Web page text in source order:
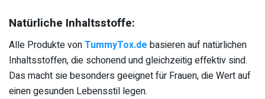
Natürliche Inhaltsstoffe:
Alle Produkte vonTummyTox.de basieren auf natürlichen
Inhaltsstoffen, die schonend und gleichzeitig effektiv sind.
Das macht sie besonders geeignet für Frauen, die Wert auf
einen gesunden Lebensstil legen.